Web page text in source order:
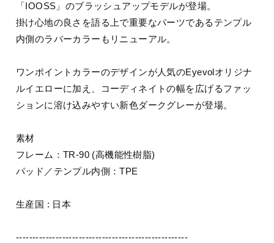
「IOOSS」のブラッシュアップモデルが登場。
掛け心地の良さを語る上で重要なパーツであるテンプル
内側のラバーカラーもリニューアル。
ワンポイントカラーのデザインが人気のEyevolオリジナ
ルイエローに加え、コーディネイトの幅を広げるファッ
ションに溶け込みやすい新色ダークグレーが登場。
素材
フレーム：TR-90 (高機能性樹脂)
パッド／テンプル内側：TPE
生産国 : 日本
----------------------------------------------------